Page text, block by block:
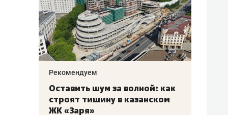
Рекомендуем
Оставить шум за волной: как
строят тишину в казанском
ЖК «Заря»